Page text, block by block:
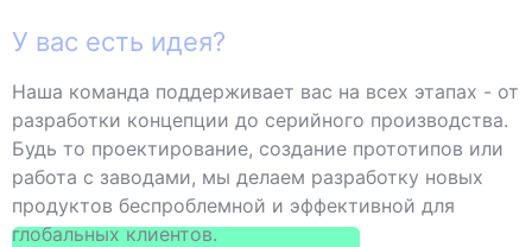
У вас есть идея?
Наша команда поддерживает вас на всех этапах - от
разработки концепции до серийного производства.
Будь то проектирование, создание прототипов или
работа с заводами, мы делаем разработку новых
продуктов беспроблемной и эффективной для
глобальных клиентов.